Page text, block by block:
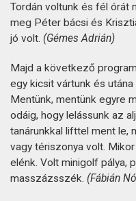
Tordán voltunk és fél órát
meg Péter bácsi és
jó volt. (Gémes Adrián)
Majd a következő
egy kicsit vártunk és
Mentünk, mentünk egyre
odáig, hogy lelássunk az
tanárunkkal lifttel ment le,
vagy tériszonya volt.
elénk. Volt minigolf pálya,
masszázsszék. (Fábián